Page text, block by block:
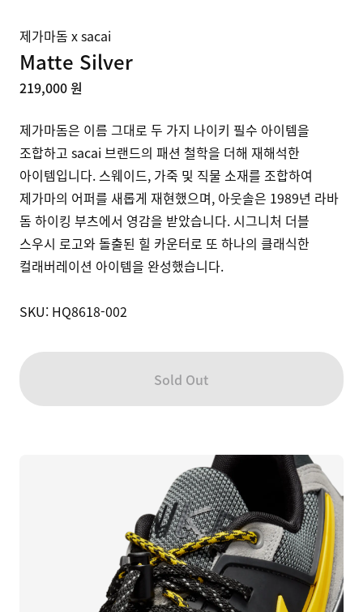
제가마돔 x sacai
Matte Silver
219,000 원
제가마돔은 이름 그대로 두 가지 나이키 필수 아이템을
조합하고 sacai 브랜드의 패션 철학을 더해 재해석한
아이템입니다. 스웨이드, 가죽 및 직물 소재를 조합하여
제가마의 어퍼를 새롭게 재현했으며, 아웃솔은 1989년 라바
돔 하이킹 부츠에서 영감을 받았습니다. 시그니처 더블
스우시 로고와 돌출된 힐 카운터로 또 하나의 클래식한
컬래버레이션 아이템을 완성했습니다.
SKU: HQ8618-002
Sold Out